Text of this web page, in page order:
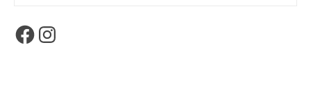
Facebook
Instagram